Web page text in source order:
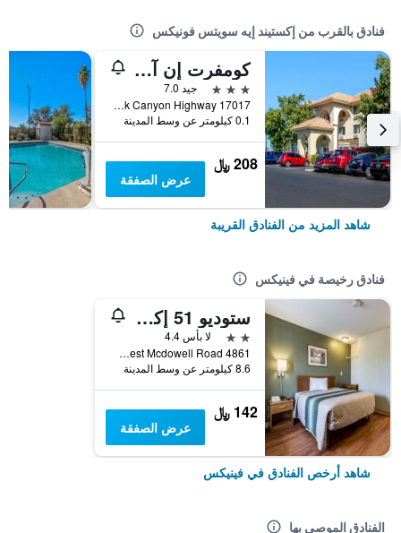
فنادق بالقرب من إكستيند إيه سويتس فونيكس
كومفرت إن آند سويتس فينيكس نورث / دير فالي
3 نجوم
جيد 7.0
17017 North Black Canyon Highway, فينيكس, AZ, الولايات المتحدة الأميريكية
0.1 كيلومتر عن وسط المدينة
208 ﷼
عرض الصفقة
شاهد المزيد من الفنادق القريبة
فنادق رخيصة في فينيكس
ستوديو 51 إكستنديد ستاي هوتل
2 نجمتين
لا بأس 4.4
4861 West Mcdowell Road, فينيكس, AZ, الولايات المتحدة الأميريكية
8.6 كيلومتر عن وسط المدينة
142 ﷼
عرض الصفقة
شاهد أرخص الفنادق في فينيكس
الفنادق الموصى بها